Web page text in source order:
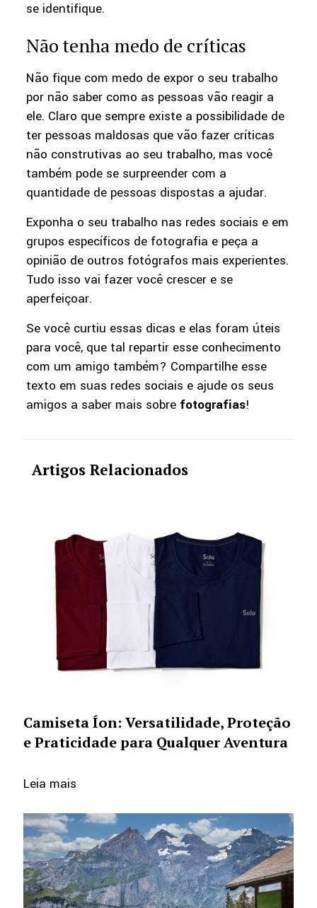
se identifique.
Não tenha medo de críticas
Não fique com medo de expor o seu trabalho
por não saber como as pessoas vão reagir a
ele. Claro que sempre existe a possibilidade de
ter pessoas maldosas que vão fazer críticas
não construtivas ao seu trabalho, mas você
também pode se surpreender com a
quantidade de pessoas dispostas a ajudar.
Exponha o seu trabalho nas redes sociais e em
grupos específicos de fotografia e peça a
opinião de outros fotógrafos mais experientes.
Tudo isso vai fazer você crescer e se
aperfeiçoar.
Se você curtiu essas dicas e elas foram úteis
para você, que tal repartir esse conhecimento
com um amigo também? Compartilhe esse
texto em suas redes sociais e ajude os seus
amigos a saber mais sobre fotografias!
Artigos Relacionados
Camiseta Íon: Versatilidade, Proteção
e Praticidade para Qualquer Aventura
Leia mais